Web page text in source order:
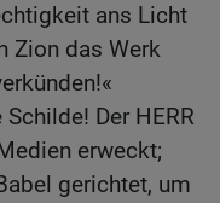
ans Licht
Zion das Werk
Der HERR
erweckt;
gerichtet, um